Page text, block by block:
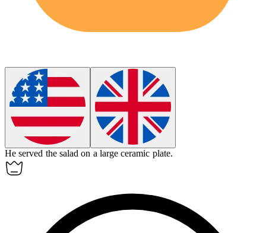
He served the salad on a large ceramic plate.